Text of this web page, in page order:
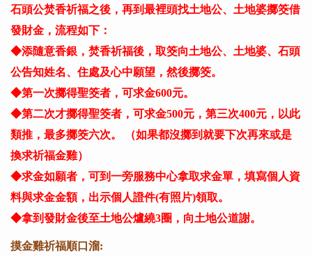
石頭公焚香祈福之後，再到最裡頭找土地公、土地婆擲筊借
發財金，流程如下：
◆添隨意香銀，焚香祈福後，取筊向土地公、土地婆、石頭
公告知姓名、住處及心中願望，然後擲筊。
◆第一次擲得聖筊者，可求金600元。
◆第二次才擲得聖筊者，可求金500元，第三次400元，以此
類推，最多擲筊六次。 （如果都沒擲到就要下次再來或是
換求祈福金雞）
◆求金如願者，可到一旁服務中心拿取求金單，填寫個人資
料與求金金額，出示個人證件(有照片)領取。
◆拿到發財金後至土地公爐繞3圈，向土地公道謝。
摸金雞祈福順口溜: